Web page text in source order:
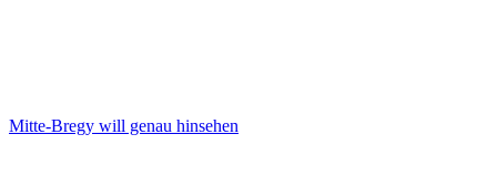
Mitte-Bregy will genau hinsehen